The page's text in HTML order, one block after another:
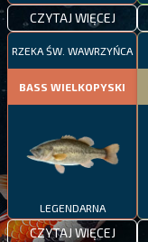
CZYTAJ WIĘCEJ
RZEKA ŚW. WAWRZYŃCA
BASS WIELKOPYSKI
LEGENDARNA
CZYTAJ WIĘCEJ